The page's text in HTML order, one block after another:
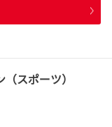
スポーツ）